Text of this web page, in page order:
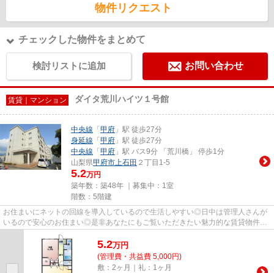
物件リクエスト
チェックした物件をまとめて
検討リストに追加 お問い合わせ
賃貸｜マンション ダイタ荒川ハイツ１号館
中央線 「 甲府 」駅 徒歩27分
身延線 「 甲府 」駅 徒歩27分
中央線 「 甲府 」駅 バス9分 「荒川橋」 停歩1分
山梨県甲府市上石田 ２丁目1-5
5.2万円
築年数：築48年 ｜募集中： 1室
階数：5階建
お住まいにネットの回線を導入しているので生活しやすい◎日中は管理人さんが
いるので安心のお住まい◎是非あなたにもご覧いただきたい魅力的な賃貸物件◎
よくパソコンを利用する方やスマ...
5.2万円
(管理費・共益費 5,000円)
敷：2ヶ月｜礼：1ヶ月